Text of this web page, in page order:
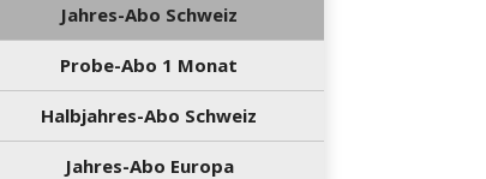
Jahres-Abo Schweiz
Probe-Abo 1 Monat
Halbjahres-Abo Schweiz
Jahres-Abo Europa